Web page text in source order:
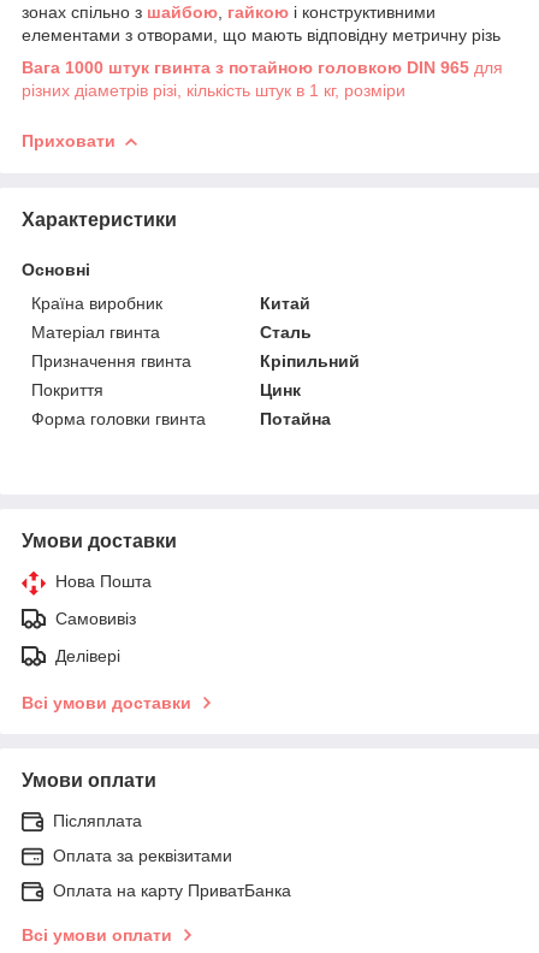
зонах спільно з шайбою гайкою і конструктивними
елементами з отворами, що мають відповідну метричну різь
Вага 1000 штук гвинта з потайною головкою DIN 965 для
різних діаметрів різі, кількість штук в 1 кг, розміри
Приховати
Характеристики
Основні
Країна виробник
Китай
Матеріал гвинта
Сталь
Призначення гвинта
Кріпильний
Покриття
Цинк
Форма головки гвинта
Потайна
Умови доставки
Нова Пошта
Самовивіз
Делівері
Всі умови доставки
Умови оплати
Післяплата
Оплата за реквізитами
Оплата на карту ПриватБанка
Всі умови оплати